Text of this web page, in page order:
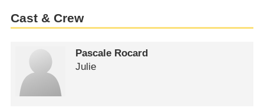
Cast & Crew
Pascale Rocard
Julie